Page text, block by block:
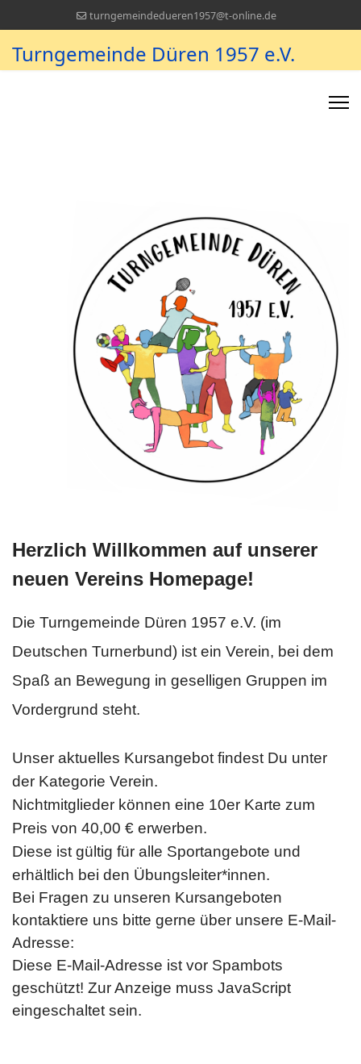
turngemeindedueren1957@t-online.de
Turngemeinde Düren 1957 e.V.
Herzlich Willkommen auf unserer
neuen Vereins Homepage!
Die Turngemeinde Düren 1957 e.V. (im
Deutschen Turnerbund) ist ein Verein, bei dem
Spaß an Bewegung in geselligen Gruppen im
Vordergrund steht.
Unser aktuelles Kursangebot findest Du unter
der Kategorie Verein.
Nichtmitglieder können eine 10er Karte zum
Preis von 40,00 € erwerben.
Diese ist gültig für alle Sportangebote und
erhältlich bei den Übungsleiter*innen.
Bei Fragen zu unseren Kursangeboten
kontaktiere uns bitte gerne über unsere E-Mail-
Adresse:
Diese E-Mail-Adresse ist vor Spambots
geschützt! Zur Anzeige muss JavaScript
eingeschaltet sein.